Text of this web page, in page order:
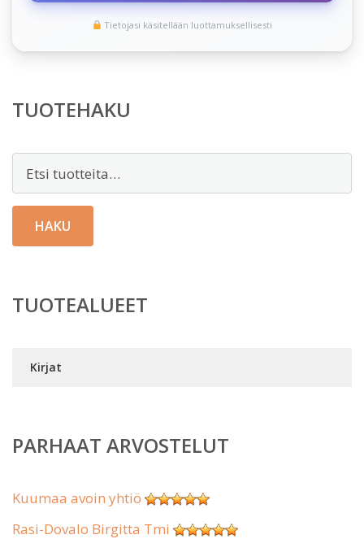
Tietojasi käsitellään luottamuksellisesti
TUOTEHAKU
HAKU
TUOTEALUEET
Kirjat
PARHAAT ARVOSTELUT
Kuumaa avoin yhtiö
Rasi-Dovalo Birgitta Tmi